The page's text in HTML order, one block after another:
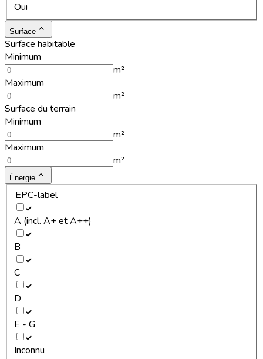
Oui
Surface
Surface habitable
Minimum
m²
Maximum
m²
Surface du terrain
Minimum
m²
Maximum
m²
Énergie
EPC-label
A (incl. A+ et A++)
B
C
D
E - G
Inconnu